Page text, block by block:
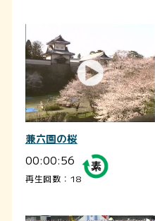
兼六園の桜
00:00:56
再生回数：18